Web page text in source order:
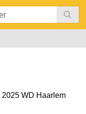
2025 WD Haarlem